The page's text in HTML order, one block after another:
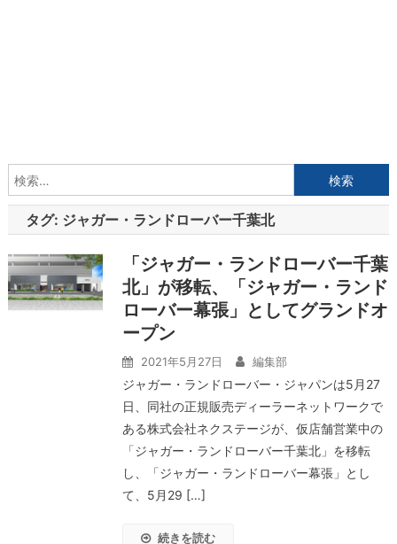
索:
タグ: ジャガー・ランドローバー千葉北
「ジャガー・ランドローバー千葉
北」が移転、「ジャガー・ランド
ローバー幕張」としてグランドオ
ープン
2021年5月27日 編集部
ジャガー・ランドローバー・ジャパンは5月27
日、同社の正規販売ディーラーネットワークで
ある株式会社ネクステージが、仮店舗営業中の
「ジャガー・ランドローバー千葉北」を移転
し、「ジャガー・ランドローバー幕張」とし
て、5月29 […]
続きを読む